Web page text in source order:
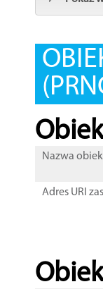
Nazwa
Adres URI